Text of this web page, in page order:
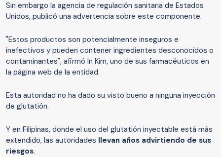
Sin embargo la agencia de regulación sanitaria de Estados
Unidos, publicó una advertencia sobre este componente.
"Estos productos son potencialmente inseguros e
inefectivos y pueden contener ingredientes desconocidos o
contaminantes", afirmó In Kim, uno de sus farmacéuticos en
la página web de la entidad.
Esta autoridad no ha dado su visto bueno a ninguna inyección
de glutatión.
Y en Filipinas, donde el uso del glutatión inyectable está más
extendido, las autoridades llevan años advirtiendo de sus
riesgos.